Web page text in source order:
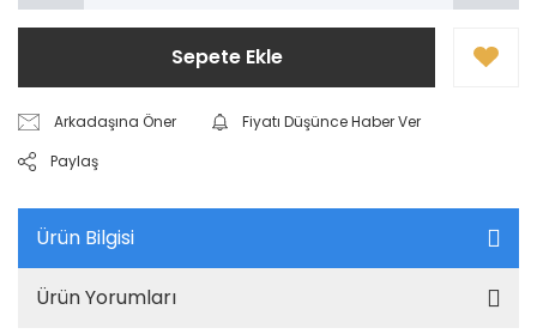
Sepete Ekle
Arkadaşına Öner
Fiyatı Düşünce Haber Ver
Paylaş
Ürün Bilgisi
Ürün Yorumları